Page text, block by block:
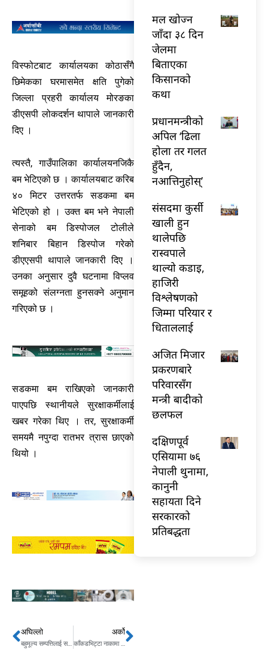
विस्फोटबाट कार्यालयका कोठासँगै
छिमेकका घरमासमेत क्षति पुगेको
जिल्ला प्रहरी कार्यालय मोरङका
डीएसपी लोकदर्शन थापाले जानकारी
दिए ।
त्यस्तै, गाउँपालिका कार्यालयनजिकै
बम भेटिएको छ । कार्यालयबाट करिब
४० मिटर उत्तरतर्फ सडकमा बम
भेटिएको हो । उक्त बम भने नेपाली
सेनाको बम डिस्पोजल टोलीले
शनिबार बिहान डिस्पोज गरेको
डीएएसपी थापाले जानकारी दिए ।
उनका अनुसार दुवै घटनामा विप्लव
समूहको संलग्नता हुनसक्ने अनुमान
गरिएको छ ।
सडकमा बम राखिएको जानकारी
पाएपछि स्थानीयले सुरक्षाकर्मीलाई
खबर गरेका थिए । तर, सुरक्षाकर्मी
समयमै नपुग्दा रातभर त्रास छाएको
थियो ।
Prev
अघिल्लो
बहुमूल्य सम्पत्तिलाई समृद्ध देश निर्माणमा सदुपयोग गरौँ : प्रधानमन्त्री
अर्को
काँकडभिट्टा नाकामा पर्यटक तानातान गर्नेलाई कारवाही गरिनेNext
मल खोज्न
जाँदा ३८ दिन
जेलमा
बिताएका
किसानको
कथा
प्रधानमन्त्रीको
अपिल ‘ढिला
होला तर गलत
हुँदैन,
नआत्तिनुहोस्’
संसदमा कुर्सी
खाली हुन
थालेपछि
रास्वपाले
थाल्यो कडाइ,
हाजिरी
विश्लेषणको
जिम्मा परियार र
धिताललाई
अजित मिजार
प्रकरणबारे
परिवारसँग
मन्त्री बादीको
छलफल
दक्षिणपूर्व
एसियामा ७६
नेपाली थुनामा,
कानुनी
सहायता दिने
सरकारको
प्रतिबद्धता